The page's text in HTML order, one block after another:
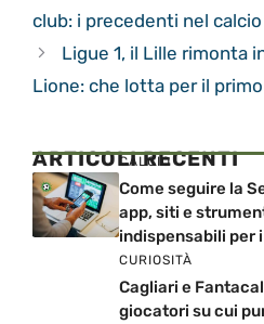
club: i precedenti nel calcio
Ligue 1, il Lille rimonta
Lione: che lotta per il
ARTICOLI RECENTI
CALCIO
Come seguire la
app, siti e
indispensabili per
CURIOSITÀ
Cagliari e
giocatori su cui